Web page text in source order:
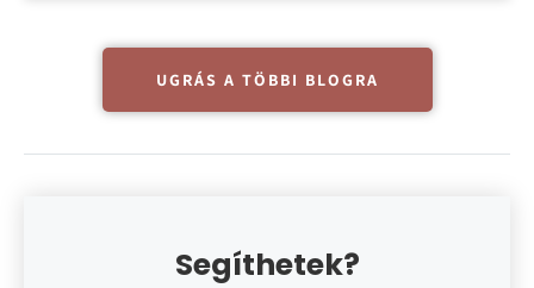
TELEFONOS BABA- ÉS
10 tipp a tökéletes baba- és gyermekfotókhoz Katt, katt!
Szinte korlátlan számú fényképet készíthetünk